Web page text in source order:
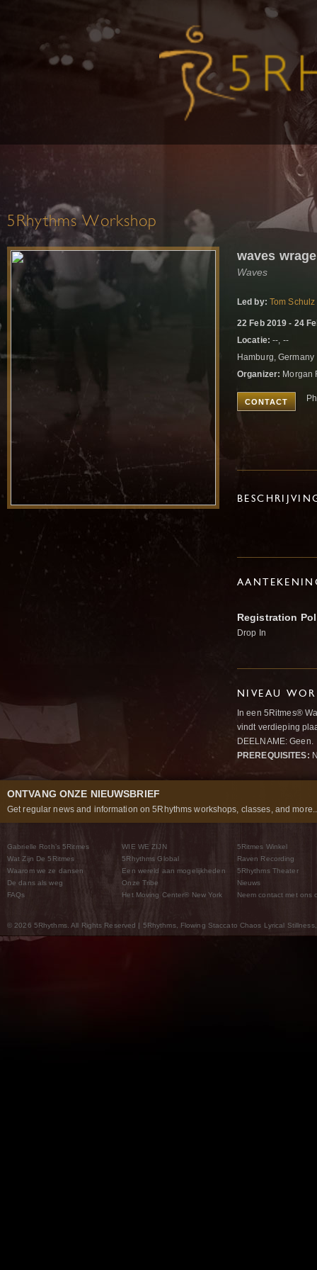
5Rhythms Workshop
waves
Waves
Led by: Tom Schulz
22 Feb 2019 - 24
Locatie: --, --
Hamburg, Germany
Organizer: Morgan
CONTACT
Registration
Drop In
NIVEAU
In een 5Ritmes®
vindt verdieping
DEELNAME: Geen.
PREREQUISITES:
ONTVANG ONZE NIEUWSBRIEF
Get regular news and information on 5Rhythms workshops, classes, and
Gabrielle Roth’s 5Ritmes
Wat Zijn De 5Ritmes
Waarom we ze dansen
De dans als weg
FAQs
WIE WE ZIJN
5Rhythms Global
Een wereld aan mogelijkheden
Onze Tribe
Het Moving Center® New York
5Ritmes Winkel
Raven Recording
5Rhythms Theater
Nieuws
Neem contact met ons
© 2026 5Rhythms. All Rights Reserved | 5Rhythms, Flowing Staccato Chaos Lyrical